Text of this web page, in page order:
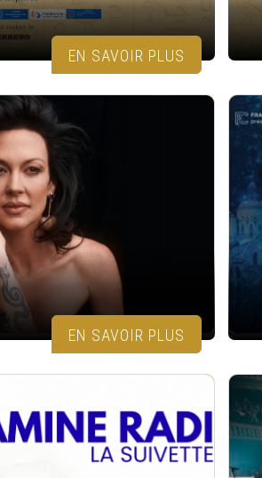
EN SAVOIR PLUS
EN SAVOIR PLUS